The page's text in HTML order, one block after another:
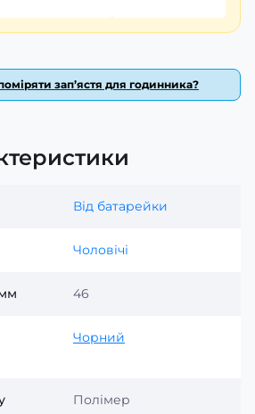
зап’ястя для годинника?
Від батарейки
Чоловічі
46
Чорний
Полімер